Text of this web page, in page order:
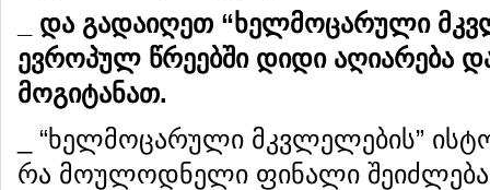
_ და გადაიღეთ “ხელმოცარული
ევროპულ წრეებში დიდი აღიარება
მოგიტანათ.
_ “ხელმოცარული მკვლელების”
რა მოულოდნელი ფინალი